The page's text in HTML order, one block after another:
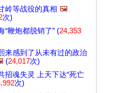
岭等战役的真相 🖼️
次)
“鞭炮都脱销了” (24,353
来感到了从未有过的政治
(24,017次)
招魂失灵 上天下达“死亡
次)